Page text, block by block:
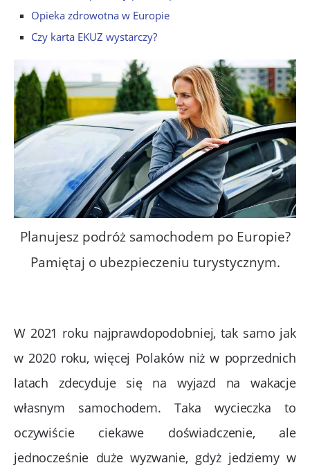
Opieka zdrowotna w Europie
Czy karta EKUZ wystarczy?
Planujesz podróż samochodem po Europie?
Pamiętaj o ubezpieczeniu turystycznym.
W 2021 roku najprawdopodobniej, tak samo jak
w 2020 roku, więcej Polaków niż w poprzednich
latach zdecyduje się na wyjazd na wakacje
własnym samochodem. Taka wycieczka to
oczywiście ciekawe doświadczenie, ale
jednocześnie duże wyzwanie, gdyż jedziemy w